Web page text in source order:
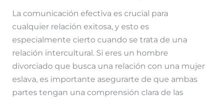
La comunicación efectiva es crucial para
cualquier relación exitosa, y esto es
especialmente cierto cuando se trata de una
relación intercultural. Si eres un hombre
divorciado que busca una relación con una mujer
eslava, es importante asegurarte de que ambas
partes tengan una comprensión clara de las